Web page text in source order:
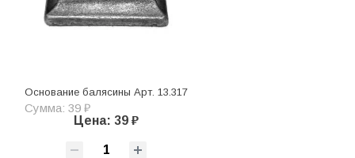
Основание балясины Арт. 13.317
Сумма: 39 ₽
Цена: 39 ₽